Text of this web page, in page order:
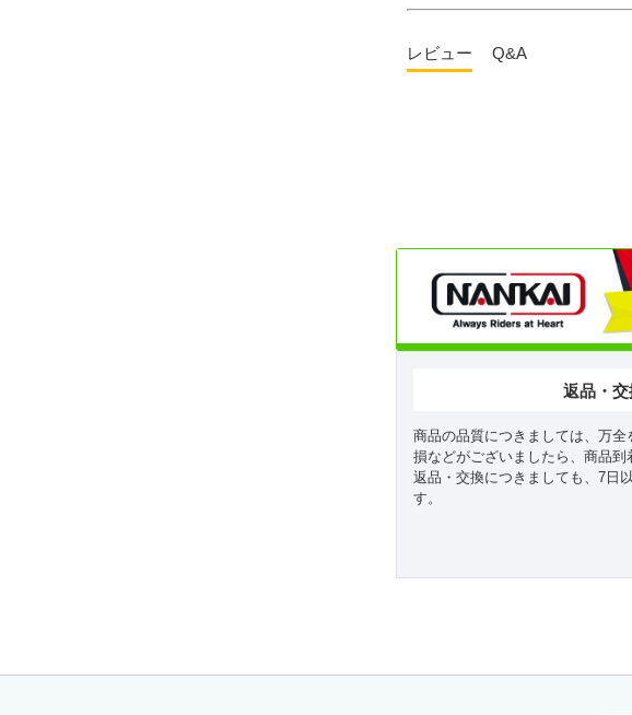
レビュー Q&A
返品・
商品の品質につきましては、万
損などがございましたら、商品到
返品・交換につきましても、7日
す。